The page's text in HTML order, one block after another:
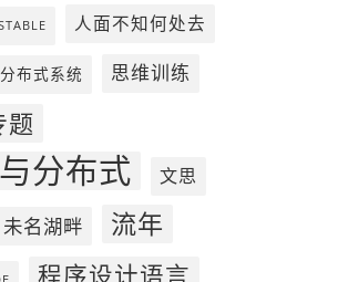
人面不知何处去
分布式系统 思维训练
题
分布式 文思
未名湖畔 流年
程序设计语言